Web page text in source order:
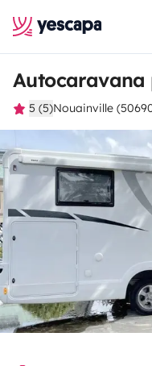
5 (5)Nouainville